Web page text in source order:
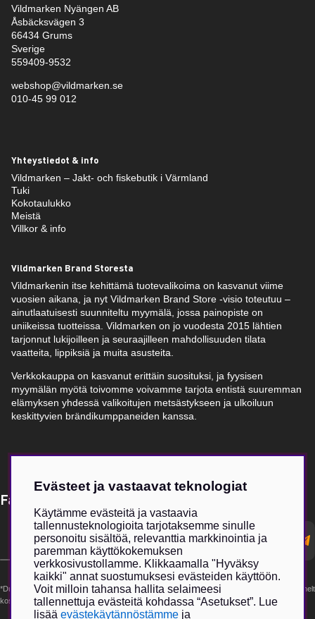
Vildmarken Nyängen AB
Åsbäcksvägen 3
66434 Grums
Sverige
559409-9532
webshop@vildmarken.se
010-45 99 012
Yhteystiedot & info
Vildmarken – Jakt- och fiskebutik i Värmland
Tuki
Kokotaulukko
Meistä
Villkor & info
Vildmarken Brand Storesta
Vildmarkenin itse kehittämä tuotevalikoima on kasvanut viime
vuosien aikana, ja nyt Vildmarken Brand Store -visio toteutuu –
ainutlaatuisesti suunniteltu myymälä, jossa painopiste on
uniikeissa tuotteissa. Vildmarken on jo vuodesta 2015 lähtien
tarjonnut lukijoilleen ja seuraajilleen mahdollisuuden tilata
vaatteita, lippiksiä ja muita asusteita.
Verkkokauppa on kasvanut erittäin suosituksi, ja fyysisen
myymälän myötä toivomme voivamme tarjota entistä suuremman
elämyksen yhdessä valikoitujen metsästykseen ja ulkoiluun
keskittyvien brändikumppaneiden kanssa.
Få Magasin Vildmarken direkt till din e-post!*
postadress
*Du kan även få erbjudanden och nyheter från samarbetspartners. Din prenumeration är helt
kostnadsfri och kan avslutas när som helst.
Evästeet ja vastaavat teknologiat
Käytämme evästeitä ja vastaavia
tallennusteknologioita tarjotaksemme sinulle
personoitu sisältöä, relevanttia markkinointia ja
paremman käyttökokemuksen
verkkosivustollamme. Klikkaamalla "Hyväksy
kaikki" annat suostumuksesi evästeiden käyttöön.
Voit milloin tahansa hallita selaimeesi
tallennettuja evästeitä kohdassa “Asetukset”. Lue
lisää evästekäytännöstämme ja